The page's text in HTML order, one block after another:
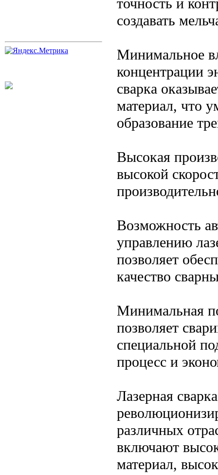
точность и
создавать
Минимальное
концентрации
сварка
материал, что
образование
Высокая
высокой
Возможность
управлению
позволяет
качество
Минимальная
позволяет
специальной
процесс и
Лазерная
различных
включают
материал,